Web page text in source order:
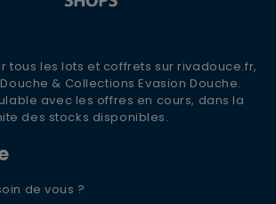
tous les lots et coffrets sur rivadouce.fr,
& Collections Evasion Douche.
avec les offres en cours, dans la
des stocks disponibles.
de vous ?